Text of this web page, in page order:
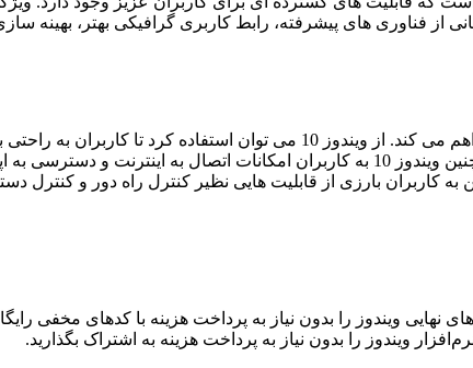
از فناوری های پیشرفته، رابط کاربری گرافیکی بهتر،
ویندوز 10 یک محیط عالی و قدرتمند برای کاربران کامپیوتر فراهم می
شده و نسخه های مختلف ابزارهای ویندوز ارائه شده باشد. همچنین ویندوز 10 به
به کاربران بارزی از قابلیت هایی نظیر کنترل راه دور و
ویندوز را بدون نیاز به پرداخت هزینه با کدهای مخفی
ویندوز را بدون نیاز به پرداخت هزینه به اشتراک بگذارید.